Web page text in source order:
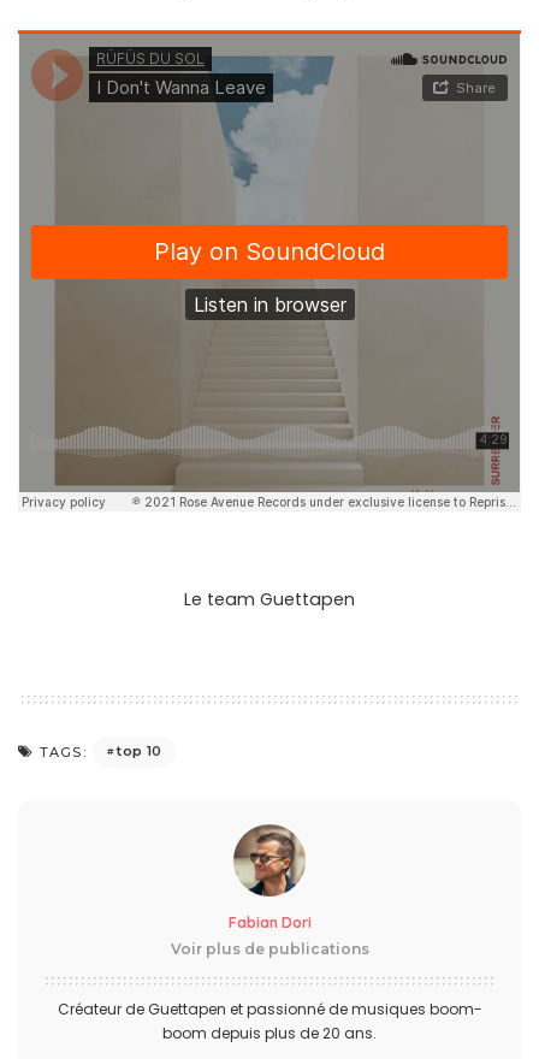
Le team Guettapen
TAGS: top 10
Fabian Dori
Voir plus de publications
Créateur de Guettapen et passionné de musiques boom-
boom depuis plus de 20 ans.